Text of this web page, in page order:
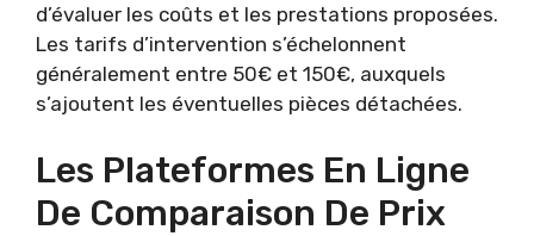
d’évaluer les coûts et les prestations proposées.
Les tarifs d’intervention s’échelonnent
généralement entre 50€ et 150€, auxquels
s’ajoutent les éventuelles pièces détachées.
Les Plateformes En Ligne
De Comparaison De Prix